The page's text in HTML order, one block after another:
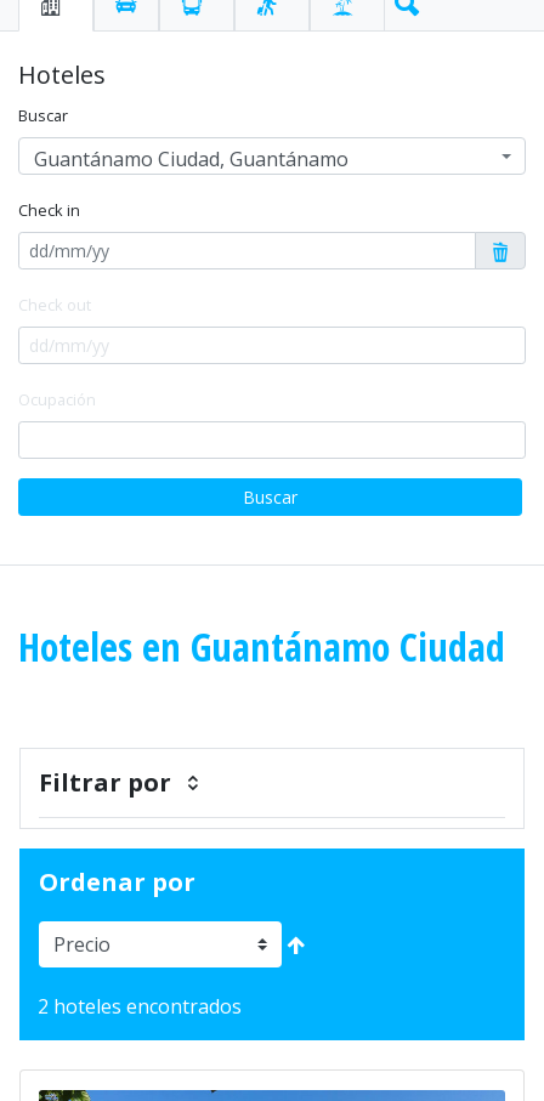
Hoteles
Buscar
Guantánamo Ciudad, Guantánamo
Check in
Check out
Ocupación
Buscar
Hoteles en Guantánamo Ciudad
Filtrar por
Ordenar por
2 hoteles encontrados